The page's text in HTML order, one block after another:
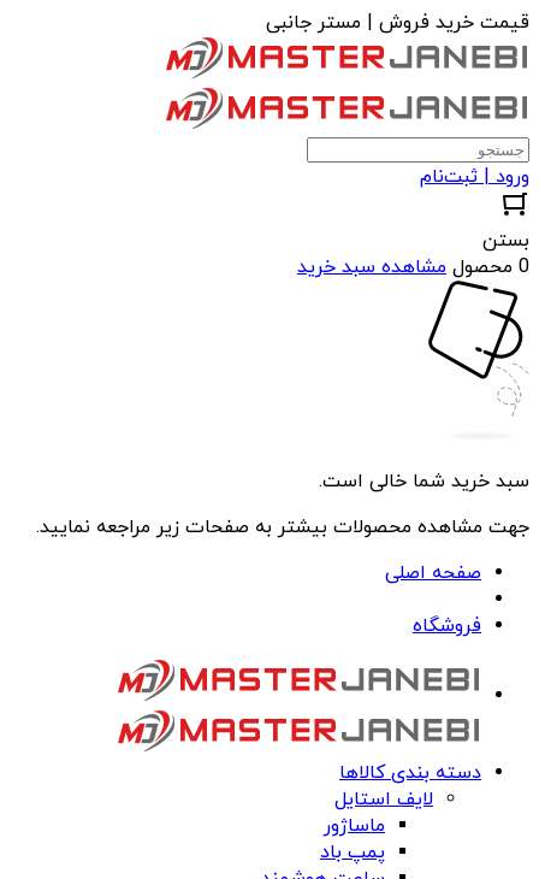
قیمت خرید فروش | مستر جانبی
ورود | ثبت‌نام
بستن
0 محصول
مشاهده سبد خرید
سبد خرید شما خالی است.
جهت مشاهده محصولات بیشتر به صفحات زیر مراجعه نمایید.
صفحه اصلی
فروشگاه
دسته بندی کالاها
لایف استایل
ماساژور
پمپ باد